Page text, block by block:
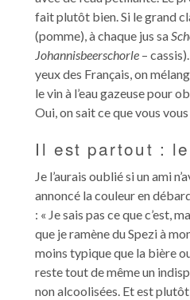
fait plutôt bien. Si le grand
(pomme), à chaque jus sa
Johannisbeerschorle –
yeux des Français, on
le vin à l’eau gazeuse pour
Oui, on sait ce que vous
Il est partout :
Je l’aurais oublié si un ami
annoncé la couleur en
: « Je sais pas ce que c’est,
que je ramène du Spezi à
moins typique que la bière
reste tout de même un
non alcoolisées. Et est